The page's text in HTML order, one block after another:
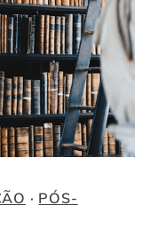
· PÓS-